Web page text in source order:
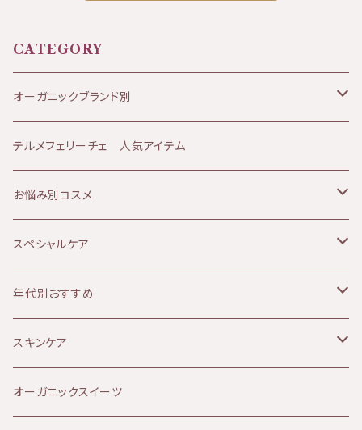
もとで収穫しています。 ・ソルーナは、原料にお
いても最終製品においても、一切の動物実験を
行っておりません。
ルプスにある自社農園にて、 環境学的視点に
有機)栽培されています。 また、アルプスに自
生する薬草を、環境的な配慮のもとで収穫して
います。 ・ソルーナは、原料においても最終製品
においても、一切の動物実験を行っておりませ
素材から抽出された14種類のビタミンと11種類
のミネラルをバランスよく配合した栄養補助食品
CATEGORY
オーガニックブランド別
JANESCE（ジャネス）
ATHANOR（アタノール）
Soluna（ソルーナ）
MOON PEACH（ムーンピーチ）
アルガンオイル
Provida（プロヴィダ）
テルメフェリーチェ 人気アイテム
お悩み別コスメ
乾燥肌
オイリー肌
敏感肌
赤み肌
スペシャルケア
ボディケア
リップケア
マタニティケア
年代別おすすめ
10代
20代
スキンケア
クレンジング
オーガニックスイーツ